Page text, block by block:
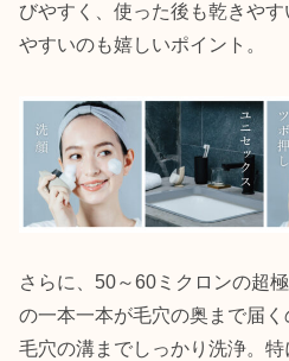
びやすく、使った後も乾きや
やすいのも嬉しいポイント。
さらに、50～60ミクロンの超
の一本一本が毛穴の奥まで届
毛穴の溝までしっかり洗浄。